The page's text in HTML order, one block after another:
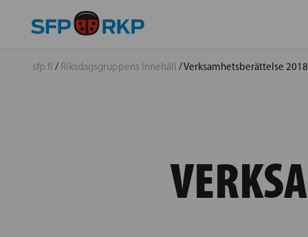
sfp.fi / Riksdagsgruppens Innehåll /Verksamhetsberättelse